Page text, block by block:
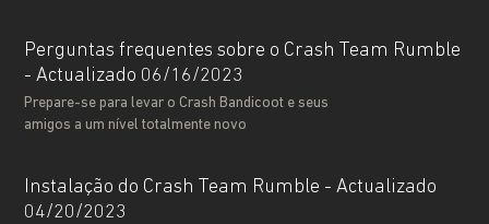
Perguntas frequentes sobre o Crash Team Rumble
- Actualizado 06/16/2023
Prepare-se para levar o Crash Bandicoot e seus
amigos a um nível totalmente novo
Instalação do Crash Team Rumble - Actualizado
04/20/2023